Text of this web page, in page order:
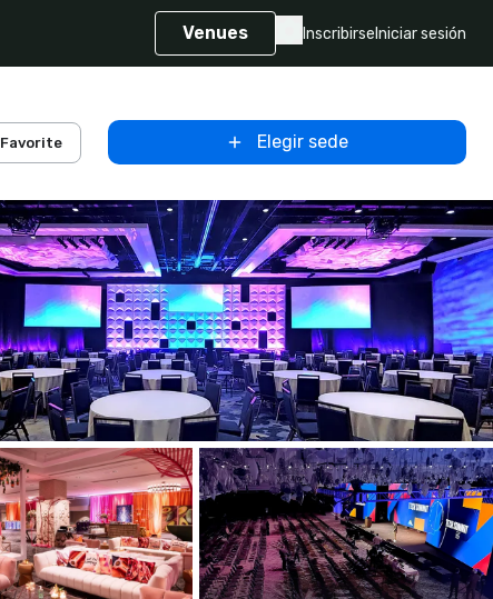
Venues Inscribirse Iniciar sesión
Favorite Elegir sede